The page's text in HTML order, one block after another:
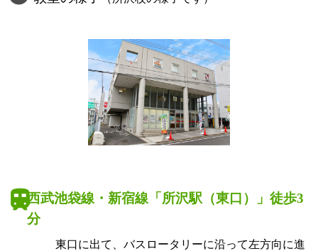
西武池袋線・新宿線「所沢駅（東口）」徒歩3
分
東口に出て、バスロータリーに沿って左方向に進